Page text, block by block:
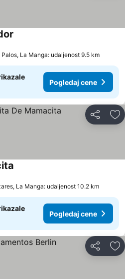
La Manga: udaljenost 9.5 km
Pogledaj cene
Deli
La Manga: udaljenost 10.2 km
Pogledaj cene
Deli